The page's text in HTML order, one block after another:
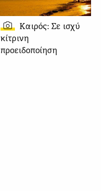
Καιρός: Σε ισχύ
κίτρινη
προειδοποίηση